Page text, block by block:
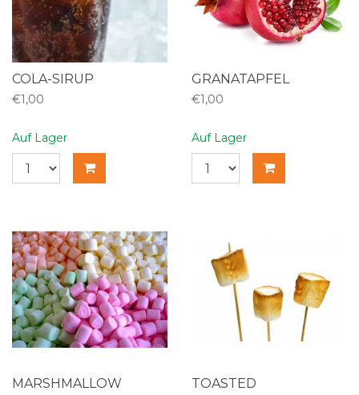
COLA-SIRUP
€1,00
Auf Lager
GRANATAPFEL
€1,00
Auf Lager
MARSHMALLOW
TOASTED